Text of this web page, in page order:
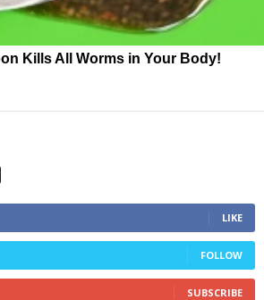
Kills All Worms in Your Body!
LIKE
FOLLOW
SUBSCRIBE